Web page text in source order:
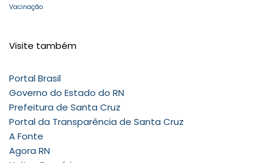
Vacinação
Visite também
Portal Brasil
Governo do Estado do RN
Prefeitura de Santa Cruz
Portal da Transparência de Santa Cruz
A Fonte
Agora RN